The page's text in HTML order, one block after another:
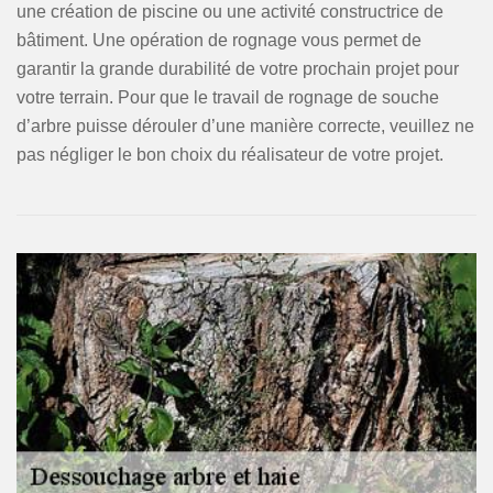
une création de piscine ou une activité constructrice de
bâtiment. Une opération de rognage vous permet de
garantir la grande durabilité de votre prochain projet pour
votre terrain. Pour que le travail de rognage de souche
d’arbre puisse dérouler d’une manière correcte, veuillez ne
pas négliger le bon choix du réalisateur de votre projet.